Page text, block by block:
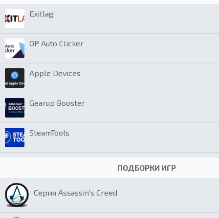
Exitlag
OP Auto Clicker
Apple Devices
Gearup Booster
SteamTools
ПОДБОРКИ ИГР
Серия Assassin’s Creed